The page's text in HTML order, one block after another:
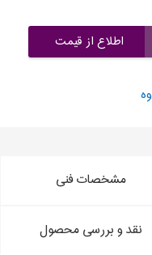
اطلاع از قیمت
مشخصات فنی
نقد و بررسی محصول